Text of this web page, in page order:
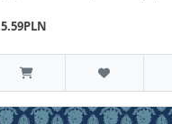
5.59PLN